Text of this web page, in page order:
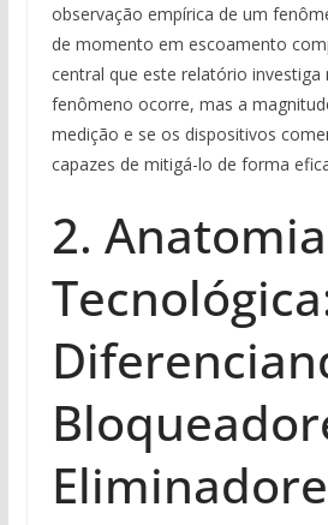
observação empírica de um
de momento em escoamento
central que este relatório investiga
fenômeno ocorre, mas a
medição e se os dispositivos
capazes de mitigá-lo de forma
2. Anatomia